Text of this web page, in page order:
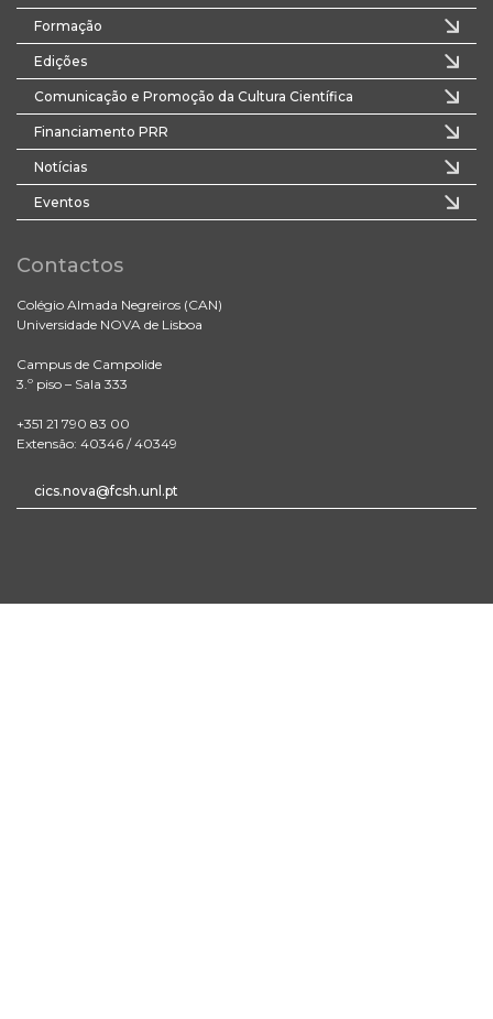
Formação
Edições
Comunicação e Promoção da Cultura Científica
Financiamento PRR
Notícias
Eventos
Contactos
Colégio Almada Negreiros (CAN)
Universidade NOVA de Lisboa
Campus de Campolide
3.º piso – Sala 333
+351 21 790 83 00
Extensão: 40346 / 40349
cics.nova@fcsh.unl.pt